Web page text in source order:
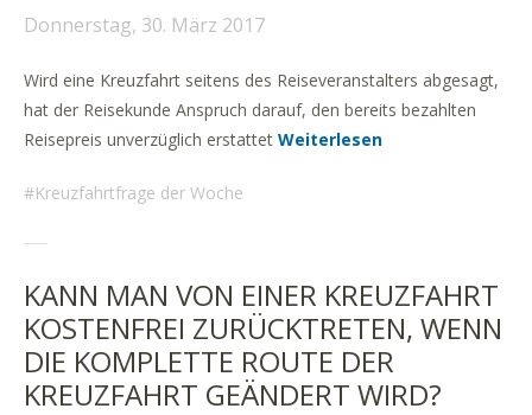
Donnerstag, 30. März 2017
Wird eine Kreuzfahrt seitens des Reiseveranstalters abgesagt,
hat der Reisekunde Anspruch darauf, den bereits bezahlten
Reisepreis unverzüglich erstattet Weiterlesen
Kreuzfahrtfrage der Woche
KANN MAN VON EINER KREUZFAHRT
KOSTENFREI ZURÜCKTRETEN, WENN
DIE KOMPLETTE ROUTE DER
KREUZFAHRT GEÄNDERT WIRD?